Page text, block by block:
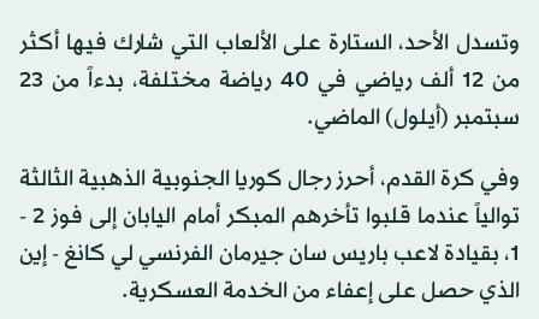
وتسدل الأحد، الستارة على الألعاب التي شارك فيها أكثر
من 12 ألف رياضي في 40 رياضة مختلفة، بدءاً من 23
سبتمبر (أيلول) الماضي.
وفي كرة القدم، أحرز رجال كوريا الجنوبية الذهبية الثالثة
توالياً عندما قلبوا تأخرهم المبكر أمام اليابان إلى فوز 2 -
1، بقيادة لاعب باريس سان جيرمان الفرنسي لي كانغ - إين
الذي حصل على إعفاء من الخدمة العسكرية.